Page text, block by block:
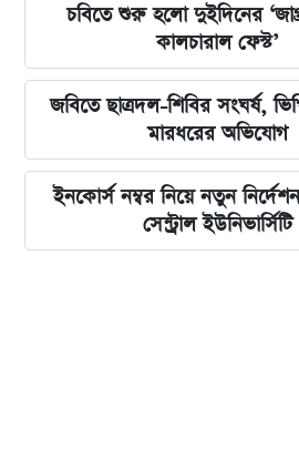
চবিতে শুরু হলো দুইদিনের
কালচারাল ফেস্ট’
জবিতে ছাত্রদল-শিবির সংঘর্ষ,
মারধরের অভিযোগ
ইনকোর্স নম্বর নিয়ে নতুন
সেন্ট্রাল ইউনিভার্সিটি